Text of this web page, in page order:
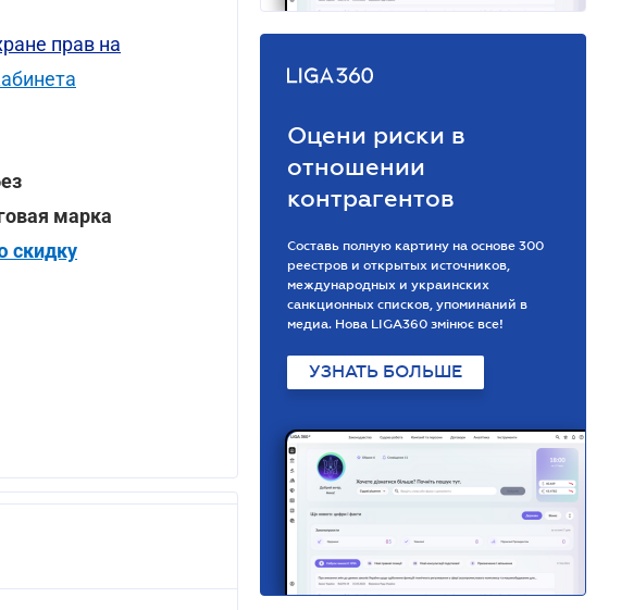
прав на
марка
скидку
Оцени риски в
отношении
контрагентов
Составь полную картину на основе 300
реестров и открытых источников,
международных и украинских
санкционных списков, упоминаний в
медиа. Нова LIGA360 змінює все!
УЗНАТЬ БОЛЬШЕ